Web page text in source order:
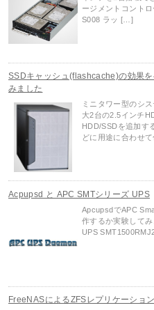
ージメントコント
S008 ラッ […]
SSDキャッシュ(flashcache)の効果
みました
ミニタワー型のシ
大2台の2.5インチ
HDD/SSDを追加す
どに用途に合わせ
Acpupsd と APC SMTシリーズ UPS
ApcupsdでAPC
作するか実験して
UPS
FreeNASによるZFSレプリケーショ